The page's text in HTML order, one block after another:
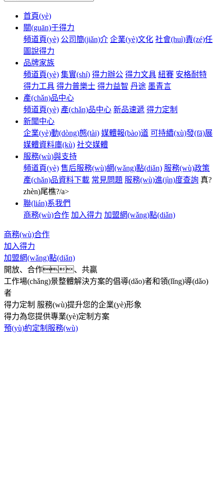
首頁(yè)
關(guān)于得力
頻道頁(yè) 公司簡(jiǎn)介 企業(yè)文化 社會(huì)責(zé)任
圖說得力
品牌家族
頻道頁(yè) 集實(shí) 得力辦公 得力文具 紐賽 安格耐特
得力工具 得力普樂士 得力益智 丹途 墨青言
產(chǎn)品中心
頻道頁(yè) 產(chǎn)品中心 新品速遞 得力定制
新聞中心
企業(yè)動(dòng)態(tài) 媒體報(bào)道 可持續(xù)發(fā)展
媒體資料庫(kù) 社交媒體
服務(wù)與支持
頻道頁(yè) 售后服務(wù)網(wǎng)點(diǎn) 服務(wù)政策
產(chǎn)品資料下載 常見問題 服務(wù)進(jìn)度查詢 真?
zhèn)尾樵?/a>
聯(lián)系我們
商務(wù)合作 加入得力 加盟網(wǎng)點(diǎn)
商務(wù)合作
加入得力
加盟網(wǎng)點(diǎn)
開放、合作、共贏
工作場(chǎng)景整體解決方案的倡導(dǎo)者和領(lǐng)導(dǎo)
者
得力定制 服務(wù)提升您的企業(yè)形象
得力為您提供專業(yè)定制方案
預(yù)約定制服務(wù)